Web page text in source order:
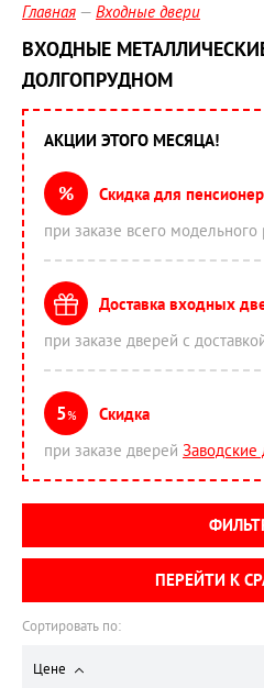
Главная Входные двери
ВХОДНЫЕ
ДОЛГОПРУДНОМ
Сортировать по:
Цене
АКЦИИ ЭТОГО МЕСЯЦА!
%
Скидка для
при заказе всего модельного
Доставка входных
при заказе дверей с
5%
Скидка
при заказе дверей Заводские
ПЕРЕЙТИ К